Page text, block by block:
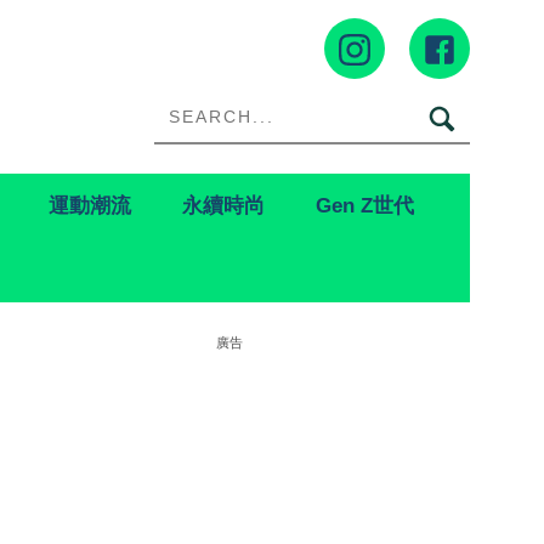
運動潮流 永續時尚 Gen Z世代
廣告